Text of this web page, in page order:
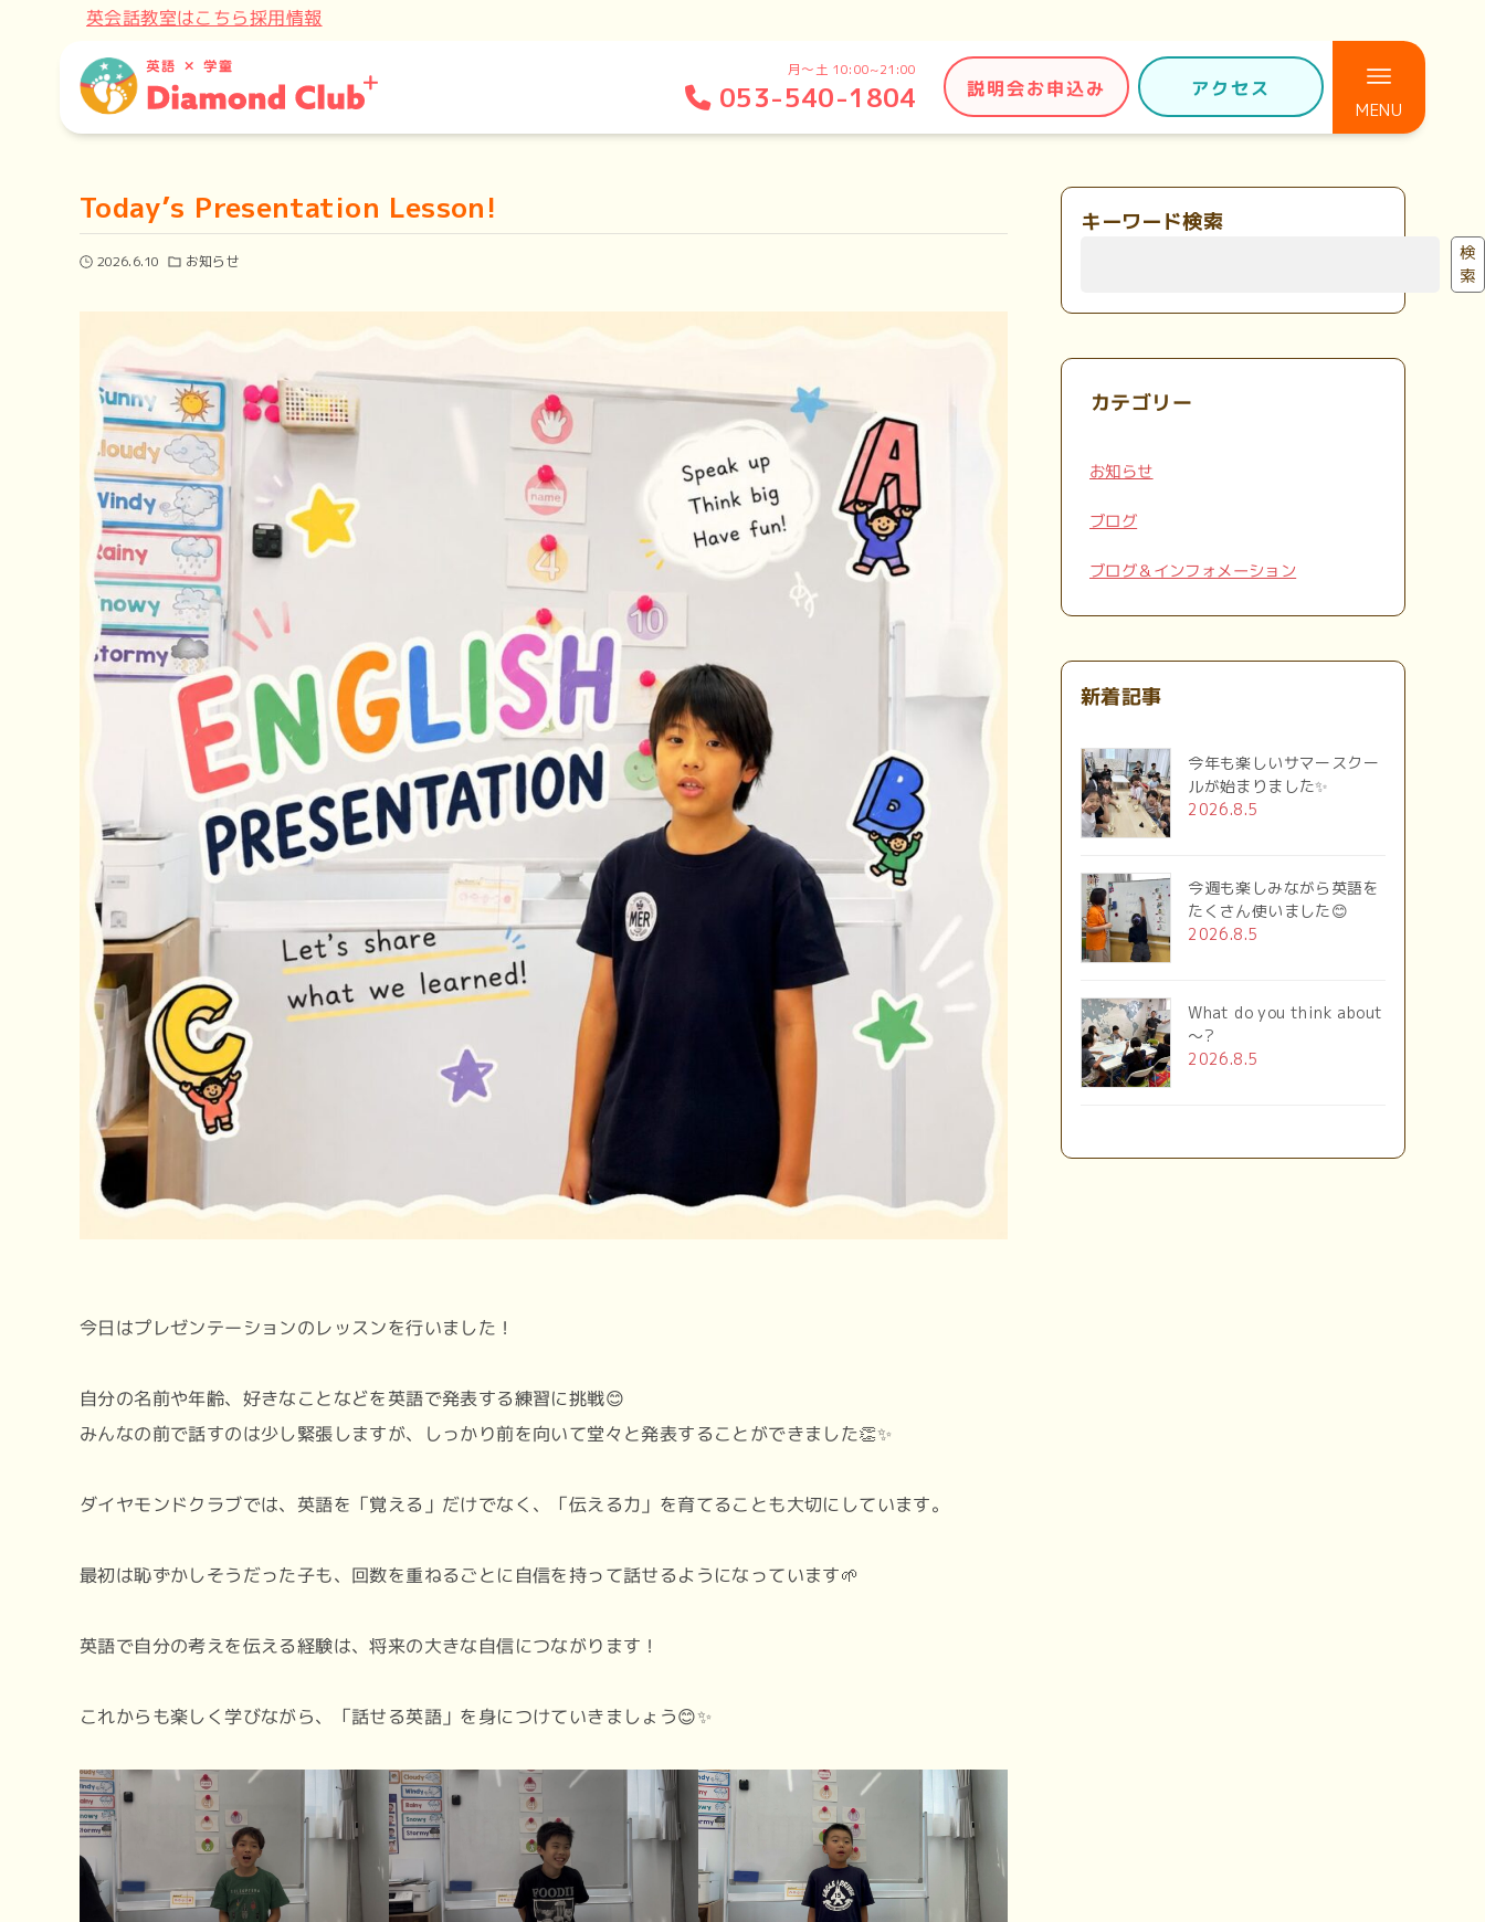
英会話教室はこちら採用情報
月～土 10:00~21:00
053-540-1804 説明会お申込み アクセス
Today’s Presentation Lesson!
2026.6.10 お知らせ
今日はプレゼンテーションのレッスンを行いました！
自分の名前や年齢、好きなことなどを英語で発表する練習に挑戦😊
みんなの前で話すのは少し緊張しますが、しっかり前を向いて堂々と発表することができました👏✨
ダイヤモンドクラブでは、英語を「覚える」だけでなく、「伝える力」を育てることも大切にしています。
最初は恥ずかしそうだった子も、回数を重ねるごとに自信を持って話せるようになっています🌱
英語で自分の考えを伝える経験は、将来の大きな自信につながります！
これからも楽しく学びながら、「話せる英語」を身につけていきましょう😊✨
キーワード検索
検
索
カテゴリー
お知らせ
ブログ
ブログ＆インフォメーション
新着記事
今年も楽しいサマースクー
ルが始まりました✨
2026.8.5
今週も楽しみながら英語を
たくさん使いました😊
2026.8.5
What do you think about
～?
2026.8.5